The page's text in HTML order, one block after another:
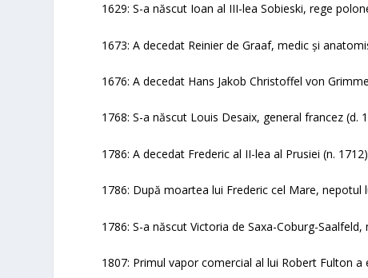
1629: S-a născut Ioan al III-lea Sobieski, rege
1673: A decedat Reinier de Graaf, medic și
1676: A decedat Hans Jakob Christoffel von
1768: S-a născut Louis Desaix, general francez (d.
1786: A decedat Frederic al II-lea al Prusiei (n. 1712)
1786: După moartea lui Frederic cel Mare, nepotul
1786: S-a născut Victoria de Saxa-Coburg-
1807: Primul vapor comercial al lui Robert Fulton